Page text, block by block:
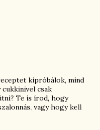
kipróbálok, mind
cukkinivel csak
Te is írod, hogy
vagy hogy kell